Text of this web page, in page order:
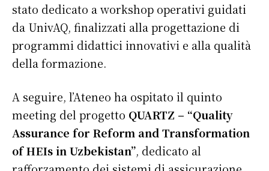
stato dedicato a workshop operativi guidati
da UnivAQ, finalizzati alla progettazione di
programmi didattici innovativi e alla qualità
della formazione.
A seguire, l’Ateneo ha ospitato il quinto
meeting del progetto QUARTZ – “Quality
Assurance for Reform and Transformation
of HEIs in Uzbekistan”, dedicato al